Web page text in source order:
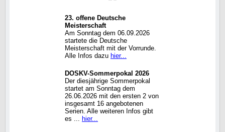
23. offene Deutsche
Meisterschaft
Am Sonntag dem 06.09.2026
startete die Deutsche
Meisterschaft mit der Vorrunde.
Alle Infos dazu hier...
DOSKV-Sommerpokal 2026
Der diesjährige Sommerpokal
startet am Sonntag dem
26.06.2026 mit den ersten 2 von
insgesamt 16 angebotenen
Serien. Alle weiteren Infos gibt
es ... hier...